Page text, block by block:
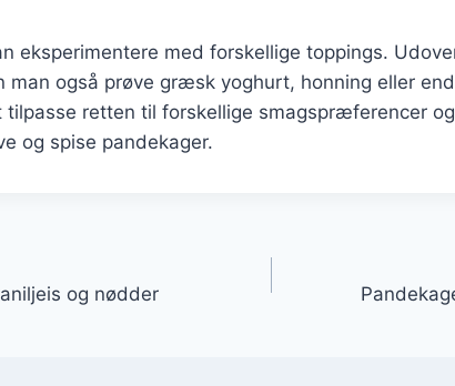
eksperimentere med forskellige toppings.
også prøve græsk yoghurt, honning eller
tilpasse retten til forskellige smagspræferencer
og spise pandekager.
og nødder